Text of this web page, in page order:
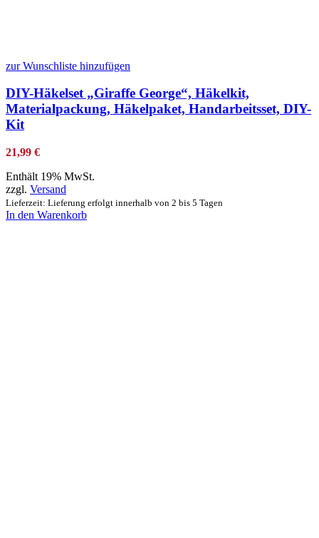
zur Wunschliste hinzufügen
DIY-Häkelset „Giraffe George“, Häkelkit,
Materialpackung, Häkelpaket, Handarbeitsset, DIY-
Kit
21,99 €
Enthält 19% MwSt.
zzgl. Versand
Lieferzeit: Lieferung erfolgt innerhalb von 2 bis 5 Tagen
In den Warenkorb